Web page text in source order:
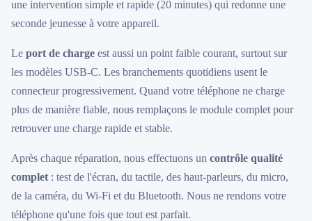
une intervention simple et rapide (20 minutes) qui redonne une
seconde jeunesse à votre appareil.
Le port de charge est aussi un point faible courant, surtout sur
les modèles USB-C. Les branchements quotidiens usent le
connecteur progressivement. Quand votre téléphone ne charge
plus de manière fiable, nous remplaçons le module complet pour
retrouver une charge rapide et stable.
Après chaque réparation, nous effectuons un contrôle qualité
complet : test de l'écran, du tactile, des haut-parleurs, du micro,
de la caméra, du Wi-Fi et du Bluetooth. Nous ne rendons votre
téléphone qu'une fois que tout est parfait.